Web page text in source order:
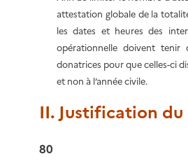
attestation globale de la
les dates et heures des
opérationnelle doivent tenir
donatrices pour que celles-ci
et non à l’année civile.
II. Justification
80